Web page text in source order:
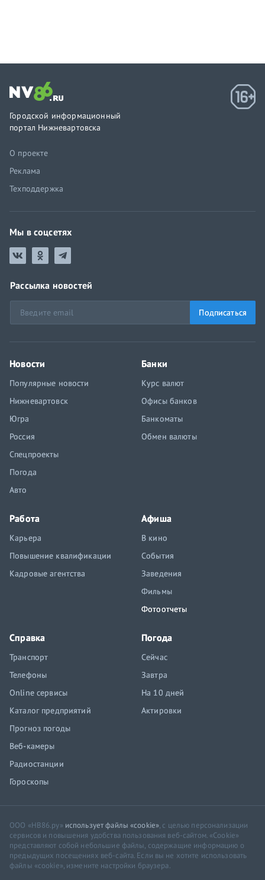
Городской информационный
портал Нижневартовска
О проекте
Реклама
Техподдержка
Мы в соцсетях
Рассылка новостей
Подписаться
Новости
Популярные новости
Нижневартовск
Югра
Россия
Спецпроекты
Погода
Авто
Банки
Курс валют
Офисы банков
Банкоматы
Обмен валюты
Работа
Карьера
Повышение квалификации
Кадровые агентства
Афиша
В кино
События
Заведения
Фильмы
Фотоотчеты
Справка
Транспорт
Телефоны
Online сервисы
Каталог предприятий
Прогноз погоды
Веб-камеры
Радиостанции
Гороскопы
Погода
Сейчас
Завтра
На 10 дней
Актировки
ООО «НВ86.ру» использует файлы «cookie», с целью персонализации
сервисов и повышения удобства пользования веб-сайтом. «Cookie»
представляют собой небольшие файлы, содержащие информацию о
предыдущих посещениях веб-сайта. Если вы не хотите использовать
файлы «cookie», измените настройки браузера.